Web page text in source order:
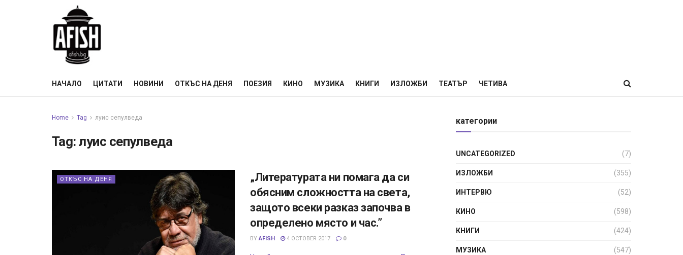
НАЧАЛО ЦИТАТИ НОВИНИ ОТКЪС НА ДЕНЯ ПОЕЗИЯ КИНО МУЗИКА КНИГИ ИЗЛОЖБИ ТЕАТЪР ЧЕТИВА
Home Tag луис сепулведа
Tag:луис сепулведа
ОТКЪС НА ДЕНЯ
„Литературата ни помага да си
обясним сложността на света,
защото всеки разказ започва в
определено място и час.”
BY AFISH 4 OCTOBER 2017 0
категории
UNCATEGORIZED (7)
ИЗЛОЖБИ (355)
ИНТЕРВЮ (52)
КИНО (598)
КНИГИ (424)
МУЗИКА (547)